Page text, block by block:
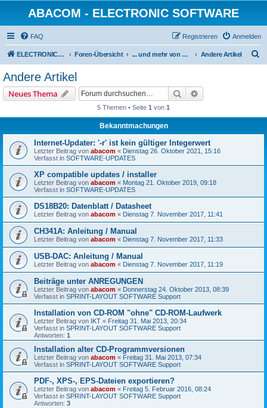
ABACOM - ELECTRONIC SOFTWARE
FAQ Anmelden
Registrieren
ELECTRONIC-SOFWARE-SHOP Foren-Übersicht ... und mehr von www.electronic-software-shop.com Andere Artikel
Andere Artikel
Neues Thema Suche
5 Themen • Seite 1 von 1
Bekanntmachungen
Internet-Updater: '-r' ist kein gültiger Integerwert
Letzter Beitrag von abacom « Dienstag 26. Oktober 2021, 15:16
Verfasst in SOFTWARE-UPDATES
XP compatible updates / installer
Letzter Beitrag von abacom « Montag 21. Oktober 2019, 09:18
Verfasst in SOFTWARE-UPDATES
DS18B20: Datenblatt / Datasheet
Letzter Beitrag von abacom « Dienstag 7. November 2017, 11:41
CH341A: Anleitung / Manual
Letzter Beitrag von abacom « Dienstag 7. November 2017, 11:33
USB-DAC: Anleitung / Manual
Letzter Beitrag von abacom « Dienstag 7. November 2017, 11:19
Beiträge unter ANREGUNGEN
Letzter Beitrag von abacom « Donnerstag 24. Oktober 2013, 08:39
Verfasst in SPRINT-LAYOUT SOFTWARE Support
Installation von CD-ROM "ohne" CD-ROM-Laufwerk
Letzter Beitrag von IKT « Freitag 31. Mai 2013, 20:34
Verfasst in SPRINT-LAYOUT SOFTWARE Support
Antworten: 1
Installation alter CD-Programmversionen
Letzter Beitrag von abacom « Freitag 31. Mai 2013, 07:34
Verfasst in SPRINT-LAYOUT SOFTWARE Support
PDF-, XPS-, EPS-Dateien exportieren?
Letzter Beitrag von abacom « Freitag 5. Februar 2016, 08:24
Verfasst in SPRINT-LAYOUT SOFTWARE Support
Antworten: 3